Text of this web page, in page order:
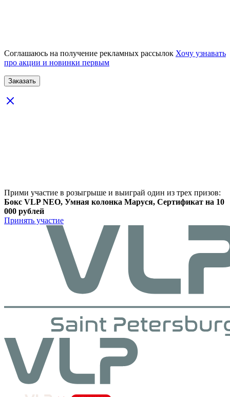
Соглашаюсь на получение рекламных рассылок Хочу узнавать
про акции и новинки первым
Прими участие в розыгрыше и выиграй один из трех призов:
Бокс VLP NEO, Умная колонка Маруся, Сертификат на 10
000 рублей
Принять участие